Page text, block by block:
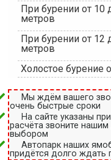
При бурении от 10
метров
При бурении от 12
метров
Холостое бурение
Мы ждём вашего
очень быстрые сроки
На сайте указаны
расчёта звоните
выбором
Автопарк наших
придётся долго ждать